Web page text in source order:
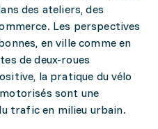
des ateliers, des
Les perspectives
en ville comme en
de deux-roues
la pratique du vélo
sont une
trafic en milieu urbain.